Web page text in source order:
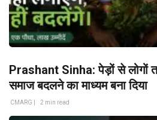
Prashant Sinha: पेड़ों से लोगों
समाज बदलने का माध्यम बना दिया
CMARG | 2 min read